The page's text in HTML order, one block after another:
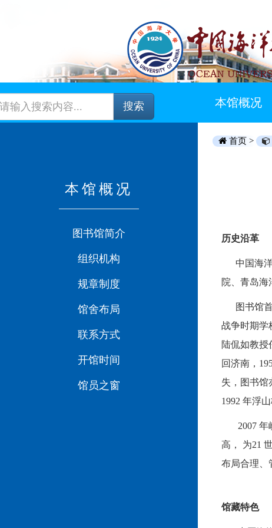
搜索 本馆概况
本馆概况
图书馆简介
组织机构
规章制度
馆舍布局
联系方式
开馆时间
馆员之窗
首页 >
历史沿革
中国海洋
院、青岛海
图书馆首
战争时期学
陆侃如教授
回济南，
失，图书馆
1992 年浮
2007 年崂
高， 为21
布局合理、
馆藏特色